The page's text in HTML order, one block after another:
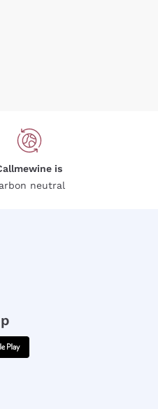
is
neutral